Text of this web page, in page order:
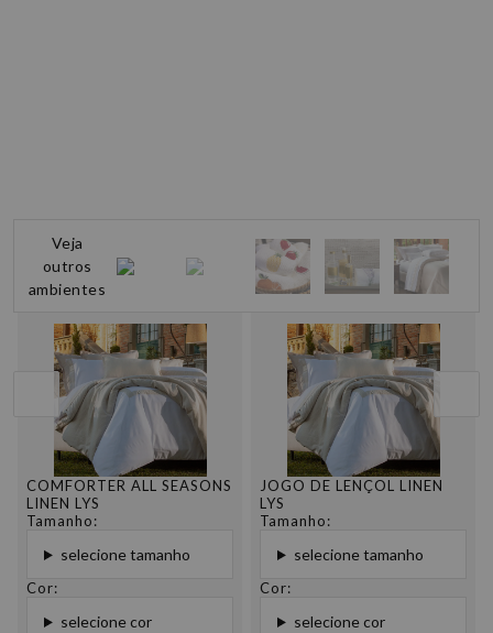
COMFORTER ALL SEASONS
LINEN LYS
Tamanho:
selecione tamanho
Cor:
selecione cor
JOGO DE LENÇOL LINEN
LYS
Tamanho:
selecione tamanho
Cor:
selecione cor
Veja
outros
ambientes